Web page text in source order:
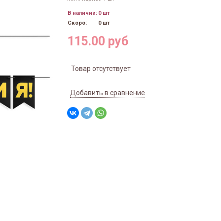
В наличии: 0 шт
Скоро:
0 шт
115.00 руб
Товар отсутствует
Добавить в сравнение